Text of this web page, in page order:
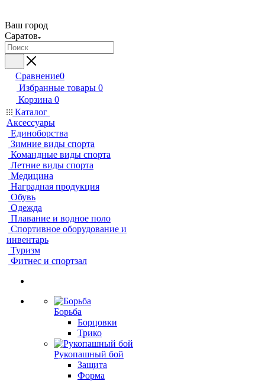
Ваш город
Саратов
Сравнение0
Избранные товары 0
Корзина 0
Каталог
Аксессуары
Единоборства
Зимние виды спорта
Командные виды спорта
Летние виды спорта
Медицина
Наградная продукция
Обувь
Одежда
Плавание и водное поло
Спортивное оборудование и
инвентарь
Туризм
Фитнес и спортзал
Борьба
Борцовки
Трико
Рукопашный бой
Защита
Форма